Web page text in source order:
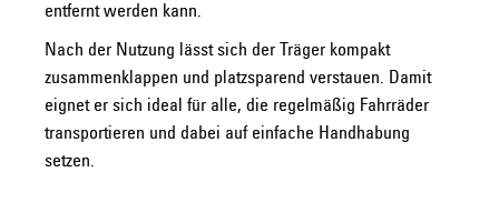
entfernt werden kann.
Nach der Nutzung lässt sich der Träger kompakt
zusammenklappen und platzsparend verstauen. Damit
eignet er sich ideal für alle, die regelmäßig Fahrräder
transportieren und dabei auf einfache Handhabung
setzen.